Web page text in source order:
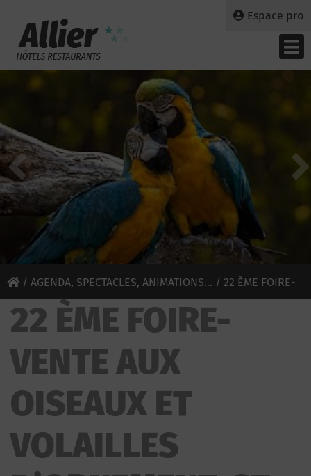
Espace pro
/ AGENDA, SPECTACLES, ANIMATIONS... / 22 ÈME FOIRE-
VENTE AUX OISEAUX ET VOLAILLES D’ORNEMENT
22 ÈME FOIRE-
VENTE AUX
OISEAUX ET
VOLAILLES